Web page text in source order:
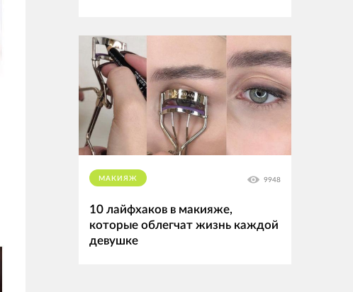
МАКИЯЖ 9948
10 лайфхаков в макияже,
которые облегчат жизнь каждой
девушке